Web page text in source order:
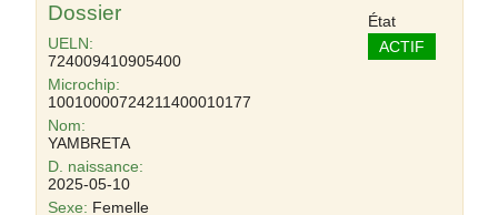
Dossier
UELN:
724009410905400
Microchip:
10010000724211400010177
Nom:
YAMBRETA
D. naissance:
2025-05-10
Sexe: Femelle
État
ACTIF